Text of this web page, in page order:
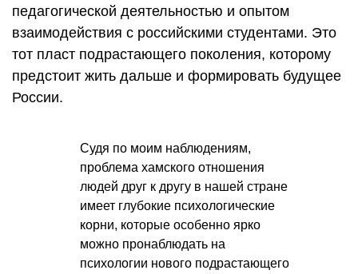
педагогической деятельностью и опытом
взаимодействия с российскими студентами. Это
тот пласт подрастающего поколения, которому
предстоит жить дальше и формировать будущее
России.
Судя по моим наблюдениям,
проблема хамского отношения
людей друг к другу в нашей стране
имеет глубокие психологические
корни, которые особенно ярко
можно пронаблюдать на
психологии нового подрастающего